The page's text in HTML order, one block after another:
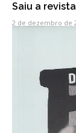
Saiu a revista
2 de dezembro de